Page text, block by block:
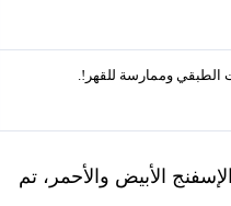
الطبقي وممارسة للقهر!.
الأبيض والأحمر، تم